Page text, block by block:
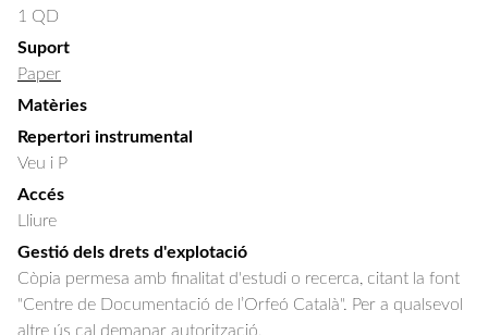
1 QD
Suport
Paper
Matèries
Repertori instrumental
Veu i P
Accés
Lliure
Gestió dels drets d'explotació
Còpia permesa amb finalitat d'estudi o recerca, citant la font
"Centre de Documentació de l’Orfeó Català". Per a qualsevol
altre ús cal demanar autorització.